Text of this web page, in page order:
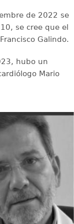
de 2022 se
se cree que el
Galindo.
hubo un
Mario